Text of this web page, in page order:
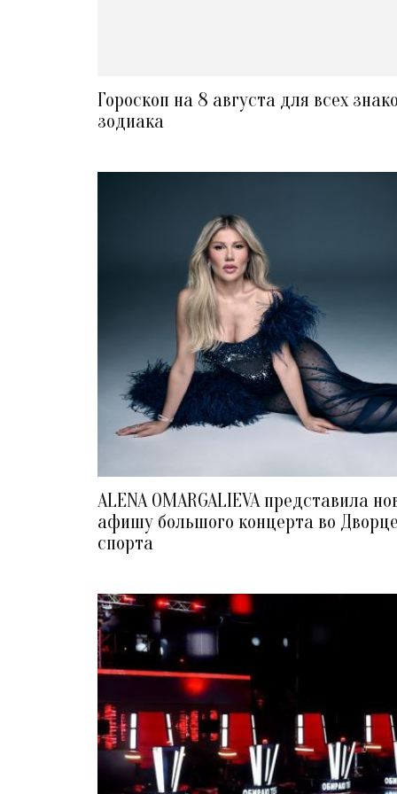
Гороскоп на 8 августа для всех
зодиака
ALENA OMARGALIEVA представила
афишу большого концерта во
спорта